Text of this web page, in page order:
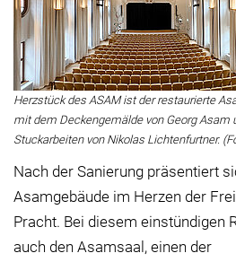
Herzstück des ASAM ist der restaurierte
mit dem Deckengemälde von Georg Asam
Stuckarbeiten von Nikolas Lichtenfurtner.
Nach der Sanierung präsentiert
Asamgebäude im Herzen der
Pracht. Bei diesem einstündigen
auch den Asamsaal, einen der